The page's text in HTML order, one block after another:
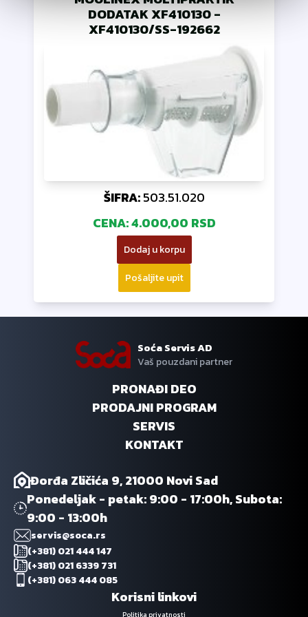
DODATAK XF410130-
XF410130/SS-192662
ŠIFRA: 503.51.020
CENA:4.000,00 RSD
Dodaj u korpu
Pošaljite upit
Soća Servis AD
Vaš pouzdani partner
PRONAĐI DEO
PRODAJNI PROGRAM
SERVIS
KONTAKT
Đorđa Zličića 9, 21000 Novi Sad
Ponedeljak - petak: 9:00 - 17:00h, Subota:
9:00 - 13:00h
servis@soca.rs
(+381) 021 444 147
(+381) 021 6339 731
(+381) 063 444 085
Korisni linkovi
Politika privatnosti